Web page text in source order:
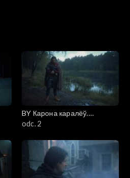
BY Карона каралёў.
Ягелоны (Korona królów.
odc. 2